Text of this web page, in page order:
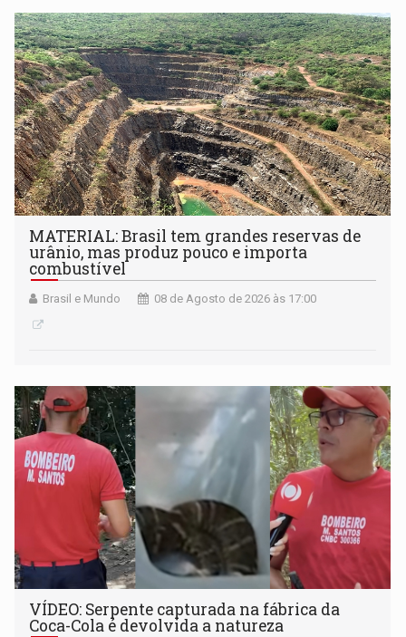
submissão de pré-propostas poderá ser feita até 1º de
setembro
MATERIAL: Brasil tem grandes reservas de
urânio, mas produz pouco e importa
combustível
Brasil e Mundo 08 de Agosto de 2026 às 17:00
VÍDEO: Serpente capturada na fábrica da
Coca-Cola é devolvida a natureza